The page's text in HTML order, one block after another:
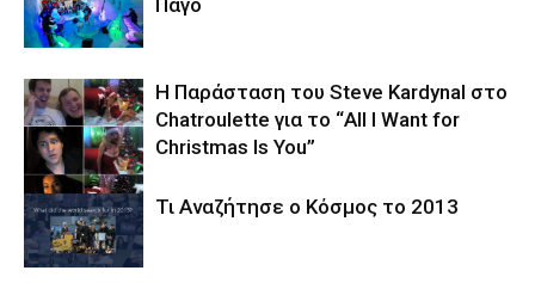
Πάγο
Η Παράσταση του Steve Kardynal στο
Chatroulette για το “All I Want for
Christmas Is You”
Τι Αναζήτησε ο Κόσμος το 2013